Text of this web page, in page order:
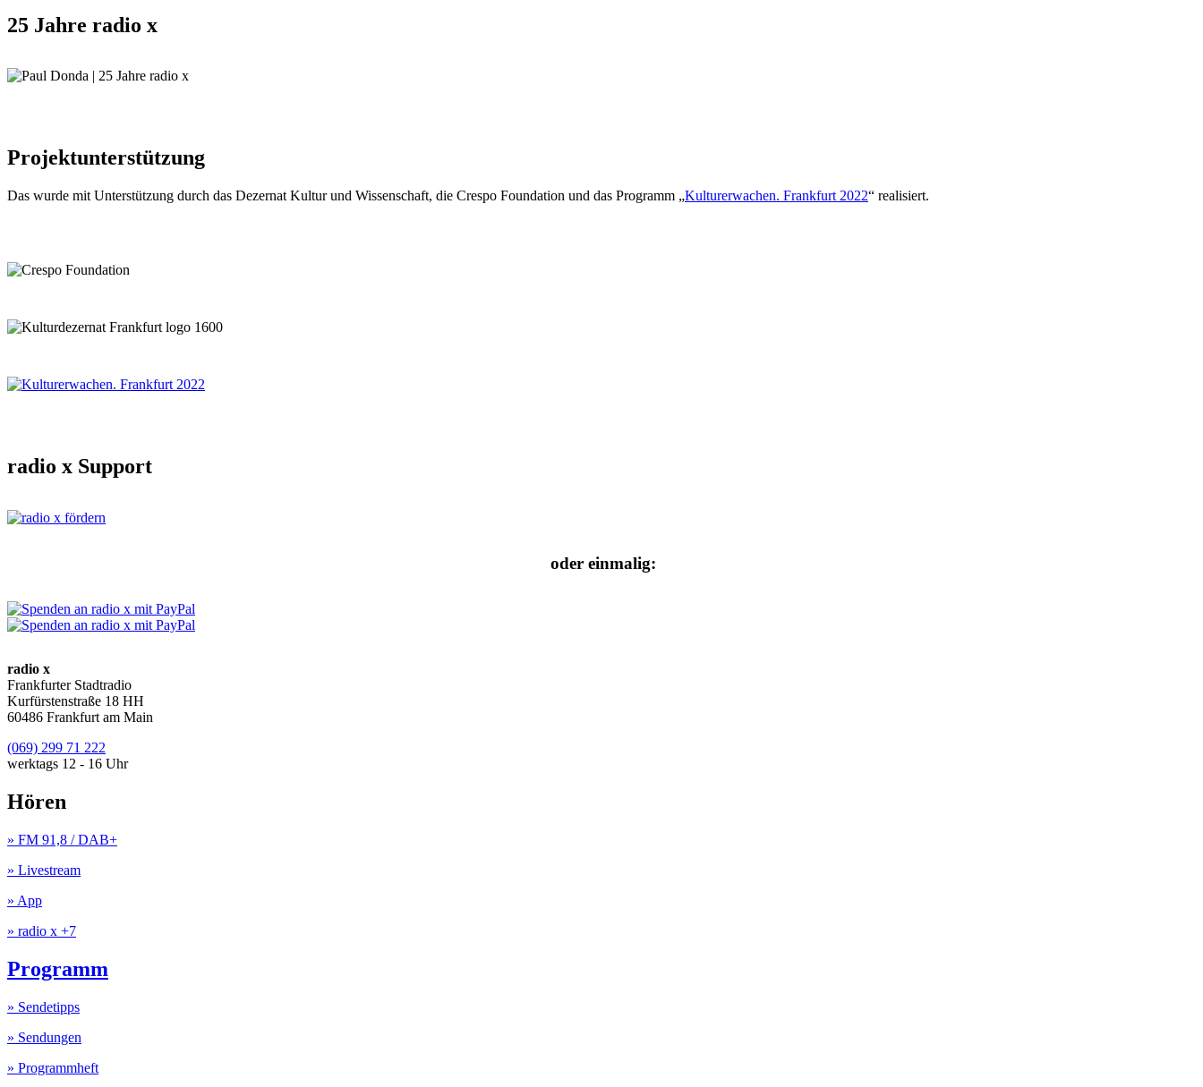
25 Jahre radio x
Projektunterstützung
Das wurde mit Unterstützung durch das Dezernat Kultur und Wissenschaft, die Crespo Foundation und das Programm „Kulturerwachen. Frankfurt 2022“ realisiert.
radio x Support
oder einmalig:
radio x
Frankfurter Stadtradio
Kurfürstenstraße 18 HH
60486 Frankfurt am Main
(069) 299 71 222
werktags 12 - 16 Uhr
Hören
» FM 91,8 / DAB+
» Livestream
» App
» radio x +7
Programm
» Sendetipps
» Sendungen
» Programmheft